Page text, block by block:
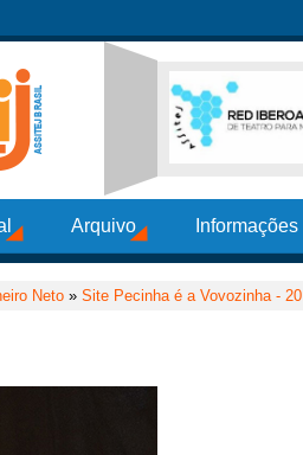
Arquivo
Neto » Site Pecinha é a Vovozinha -